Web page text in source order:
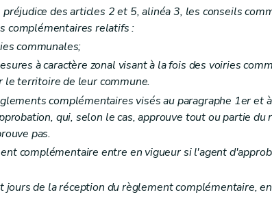
préjudice des articles 2 et 5, alinéa 3, les conseils
complémentaires relatifs :
communales;
à caractère zonal visant à la fois des voiries
le territoire de leur commune.
complémentaires visés au paragraphe 1er et
qui, selon le cas, approuve tout ou partie
pas.
complémentaire entre en vigueur si l'agent
jours de la réception du règlement complémentaire,